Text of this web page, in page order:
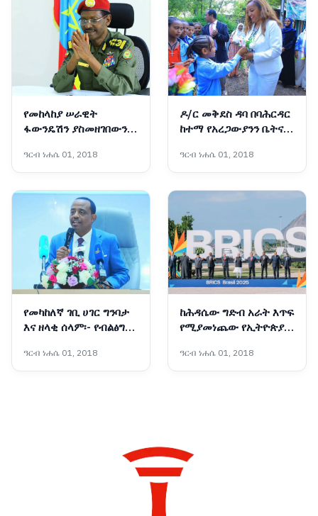
የመከላከያ ሠራዊት
ፋውንዴሽን ያስመዘገበውን
ፊልድ ማርሻል ብርሃኑ ጁላ
ዓርብ ነሐሴ 01, 2018
ዶ/ር መቅደስ ዳባ በባሕርዳር
ከተማ የአረጋውያንን ቤትና
አስጀመሩ
ዓርብ ነሐሴ 01, 2018
የመካከለኛ ገቢ ሀገር ግንባታ
እና ዘላቂ ሰላም፡- የብልፅግና
ዓመታት ስትራቴጂካዊ
አቅጣጫዎች
ዓርብ ነሐሴ 01, 2018
ከሕዳሴው ግድብ አራት እጥፍ
የሚያመነጨው የኢትዮጵያ
ዓርብ ነሐሴ 01, 2018